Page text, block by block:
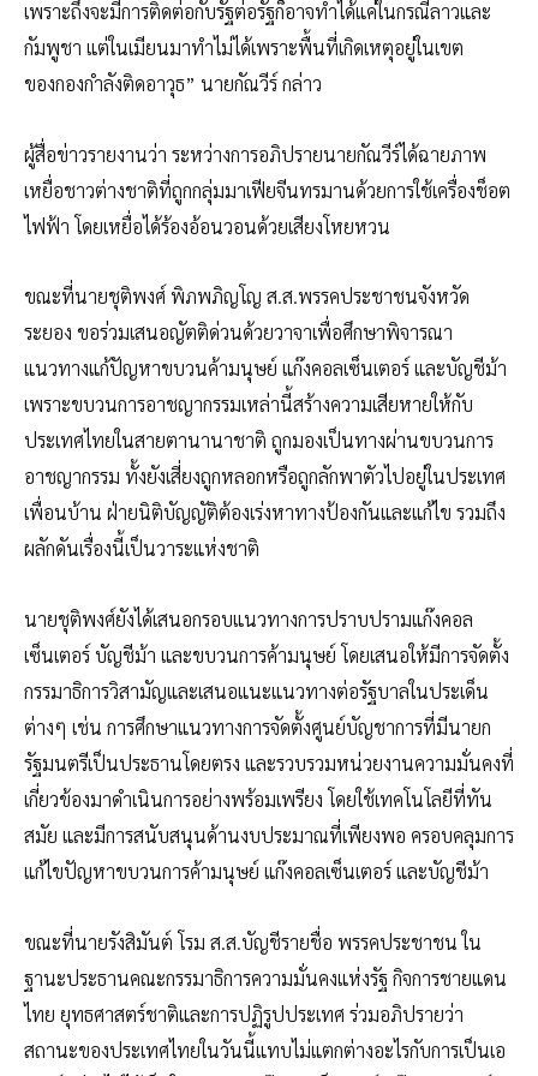
เพราะถึงจะมีการติดต่อกับรัฐต่อรัฐก็อาจทำได้แค่ในกรณีลาวและ
กัมพูชา แต่ในเมียนมาทำไม่ได้เพราะพื้นที่เกิดเหตุอยู่ในเขต
ของกองกำลังติดอาวุธ” นายกัณวีร์ กล่าว
ผู้สื่อข่าวรายงานว่า ระหว่างการอภิปรายนายกัณวีร์ได้ฉายภาพ
เหยื่อชาวต่างชาติที่ถูกกลุ่มมาเฟียจีนทรมานด้วยการใช้เครื่องช็อต
ไฟฟ้า โดยเหยื่อได้ร้องอ้อนวอนด้วยเสียงโหยหวน
ขณะที่นายชุติพงศ์ พิภพภิญโญ ส.ส.พรรคประชาชนจังหวัด
ระยอง ขอร่วมเสนอญัตติด่วนด้วยวาจาเพื่อศึกษาพิจารณา
แนวทางแก้ปัญหาขบวนค้ามนุษย์ แก๊งคอลเซ็นเตอร์ และบัญชีม้า
เพราะขบวนการอาชญากรรมเหล่านี้สร้างความเสียหายให้กับ
ประเทศไทยในสายตานานาชาติ ถูกมองเป็นทางผ่านขบวนการ
อาชญากรรม ทั้งยังเสี่ยงถูกหลอกหรือถูกลักพาตัวไปอยู่ในประเทศ
เพื่อนบ้าน ฝ่ายนิติบัญญัติต้องเร่งหาทางป้องกันและแก้ไข รวมถึง
ผลักดันเรื่องนี้เป็นวาระแห่งชาติ
นายชุติพงศ์ยังได้เสนอกรอบแนวทางการปราบปรามแก๊งคอล
เซ็นเตอร์ บัญชีม้า และขบวนการค้ามนุษย์ โดยเสนอให้มีการจัดตั้ง
กรรมาธิการวิสามัญและเสนอแนะแนวทางต่อรัฐบาลในประเด็น
ต่างๆ เช่น การศึกษาแนวทางการจัดตั้งศูนย์บัญชาการที่มีนายก
รัฐมนตรีเป็นประธานโดยตรง และรวบรวมหน่วยงานความมั่นคงที่
เกี่ยวข้องมาดำเนินการอย่างพร้อมเพรียง โดยใช้เทคโนโลยีที่ทัน
สมัย และมีการสนับสนุนด้านงบประมาณที่เพียงพอ ครอบคลุมการ
แก้ไขปัญหาขบวนการค้ามนุษย์ แก๊งคอลเซ็นเตอร์ และบัญชีม้า
ขณะที่นายรังสิมันต์ โรม ส.ส.บัญชีรายชื่อ พรรคประชาชน ใน
ฐานะประธานคณะกรรมาธิการความมั่นคงแห่งรัฐ กิจการชายแดน
ไทย ยุทธศาสตร์ชาติและการปฏิรูปประเทศ ร่วมอภิปรายว่า
สถานะของประเทศไทยในวันนี้แทบไม่แตกต่างอะไรกับการเป็นเอ